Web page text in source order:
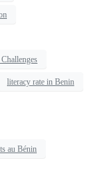
literacy rate in Benin
au Bénin